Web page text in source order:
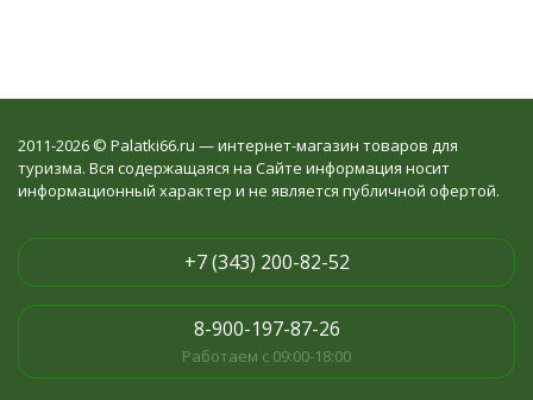
2011-2026 © Palatki66.ru — интернет-магазин товаров для
туризма. Вся содержащаяся на Сайте информация носит
информационный характер и не является публичной офертой.
+7 (343) 200-82-52
8-900-197-87-26
Работаем с 09:00-18:00